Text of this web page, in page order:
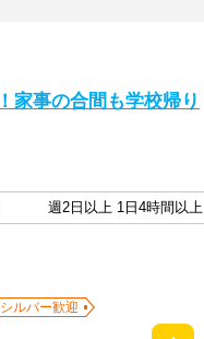
家事の合間も学校帰り
週2日以上 1日4時間以上
シルバー歓迎